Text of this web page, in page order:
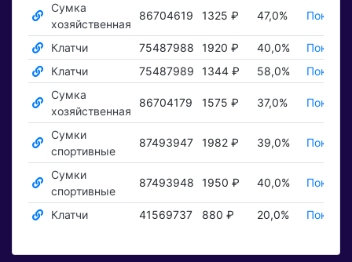
Сумка
хозяйственная
86704619 1325 ₽ 47,0%
Клатчи 75487988 1920 ₽ 40,0%
Клатчи
75487989 1344 ₽ 58,0%
Сумка
хозяйственная
86704179 1575 ₽ 37,0%
Сумки
спортивные
87493947 1982 ₽ 39,0%
Сумки
спортивные
87493948 1950 ₽ 40,0%
Клатчи 41569737 880 ₽ 20,0%